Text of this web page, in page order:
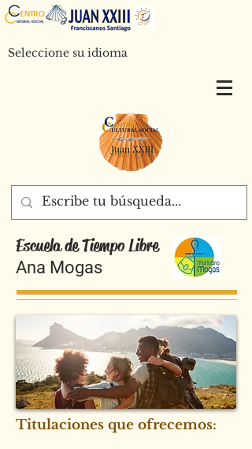
Seleccione su idioma
Escuela de Tiempo Libre
Ana Mogas
Titulaciones que ofrecemos: